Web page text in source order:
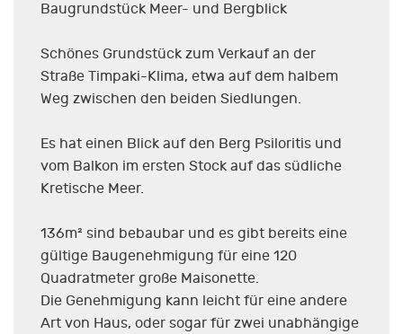
Baugrundstück Meer- und Bergblick
Schönes Grundstück zum Verkauf an der
Straße Timpaki-Klima, etwa auf dem halbem
Weg zwischen den beiden Siedlungen.
Es hat einen Blick auf den Berg Psiloritis und
vom Balkon im ersten Stock auf das südliche
Kretische Meer.
136m² sind bebaubar und es gibt bereits eine
gültige Baugenehmigung für eine 120
Quadratmeter große Maisonette.
Die Genehmigung kann leicht für eine andere
Art von Haus, oder sogar für zwei unabhängige